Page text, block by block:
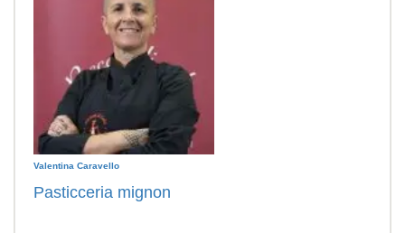
Valentina Caravello
Pasticceria mignon